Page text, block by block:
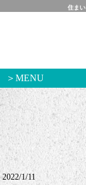
住ま
＞MENU
2022/1/11